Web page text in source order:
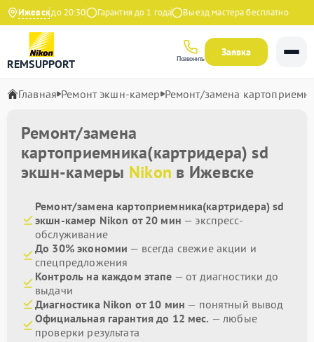
Ижевск
с 9:00 до 20:30 Гарантия до 1 года Выезд мастера бесплатно
REMSUPPORT Позвонить
Заявка
Главная Ремонт экшн-камер Ремонт/замена
Ремонт/замена
картоприемника(картридера) sd
экшн-камеры Nikon в Ижевске
Ремонт/замена картоприемника(картридера) sd
экшн-камер Nikon от 20 мин — экспресс-
обслуживание
До 30% экономии — всегда свежие акции и
спецпредложения
Контроль на каждом этапе — от диагностики до
выдачи
Диагностика Nikon от 10 мин — понятный вывод
Официальная гарантия до 12 мес. — любые
проверки результата